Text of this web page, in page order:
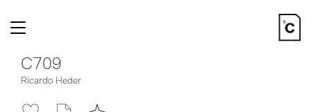
Toggle
C709
Ricardo Heder